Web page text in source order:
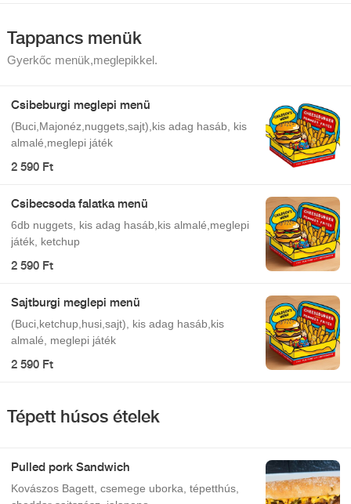
Tappancs menük
Gyerkőc menük,meglepikkel.
Csibeburgi meglepi menü
(Buci,Majonéz,nuggets,sajt),kis adag hasáb, kis
almalé,meglepi játék
2 590 Ft
Csibecsoda falatka menü
6db nuggets, kis adag hasáb,kis almalé,meglepi
játék, ketchup
2 590 Ft
Sajtburgi meglepi menü
(Buci,ketchup,husi,sajt), kis adag hasáb,kis
almalé, meglepi játék
2 590 Ft
Tépett húsos ételek
Pulled pork Sandwich
Kovászos Bagett, csemege uborka, tépetthús,